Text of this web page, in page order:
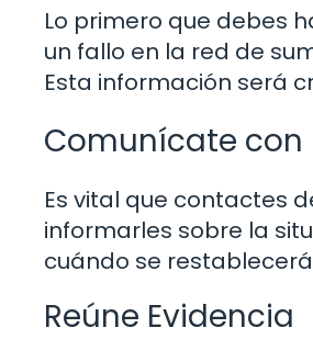
Lo primero que debes
un fallo en la red de
Esta información será
Comunícate con
Es vital que contactes
informarles sobre la
cuándo se
Reúne Evidencia